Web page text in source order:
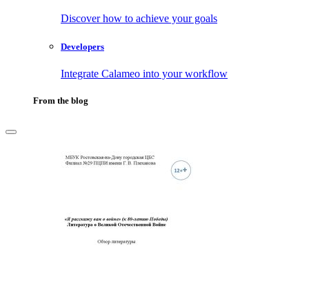
Discover how to achieve your goals
Developers
Integrate Calameo into your workflow
From the blog